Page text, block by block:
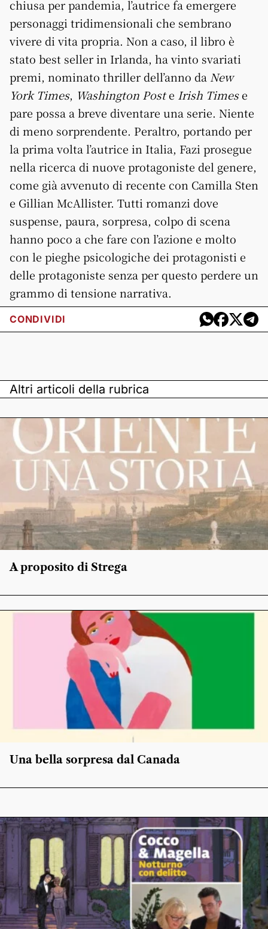
chiusa per pandemia, l’autrice fa emergere
personaggi tridimensionali che sembrano
vivere di vita propria. Non a caso, il libro è
stato best seller in Irlanda, ha vinto svariati
premi, nominato thriller dell’anno da New
York Times, Washington Poste Irish Timese
pare possa a breve diventare una serie. Niente
di meno sorprendente. Peraltro, portando per
la prima volta l’autrice in Italia, Fazi prosegue
nella ricerca di nuove protagoniste del genere,
come già avvenuto di recente con Camilla Sten
e Gillian McAllister. Tutti romanzi dove
suspense, paura, sorpresa, colpo di scena
hanno poco a che fare con l’azione e molto
con le pieghe psicologiche dei protagonisti e
delle protagoniste senza per questo perdere un
grammo di tensione narrativa.
CONDIVIDI
Altri articoli della rubrica
A proposito di Strega
Una bella sorpresa dal Canada